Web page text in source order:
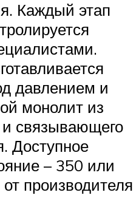
Каждый этап
давлением и
монолит из
и связывающего
Доступное
– 350 или
производителя